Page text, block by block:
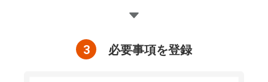
3 必要事項を登録